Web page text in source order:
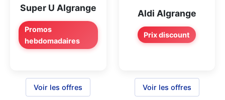
Super U Algrange
Promos
hebdomadaires
Voir les offres
Aldi Algrange
Prix discount
Voir les offres